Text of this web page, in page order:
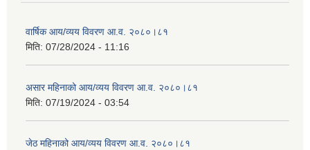
वार्षिक आय/व्यय विवरण आ.व. २०८०।८१
मिति: 07/28/2024 - 11:16
असार महिनाको आय/व्यय विवरण आ.व. २०८०।८१
मिति: 07/19/2024 - 03:54
जेठ महिनाको आय/व्यय विवरण आ.व. २०८०।८१